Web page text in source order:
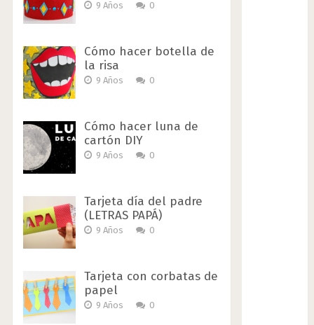
9 Años 0
Cómo hacer botella de
la risa
9 Años 0
Cómo hacer luna de
cartón DIY
9 Años 0
Tarjeta día del padre
(LETRAS PAPÁ)
9 Años 0
Tarjeta con corbatas de
papel
9 Años 0